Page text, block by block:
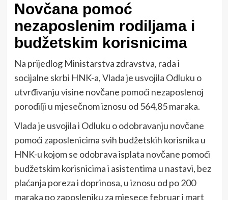
Novčana pomoć
nezaposlenim rodiljama i
budžetskim korisnicima
Na prijedlog Ministarstva zdravstva, rada i
socijalne skrbi HNK-a, Vlada je usvojila Odluku o
utvrđivanju visine novčane pomoći nezaposlenoj
porodilji u mjesečnom iznosu od 564,85 maraka.
Vlada je usvojila i Odluku o odobravanju novčane
pomoći zaposlenicima svih budžetskih korisnika u
HNK-u kojom se odobrava isplata novčane pomoći
budžetskim korisnicima i asistentima u nastavi, bez
plaćanja poreza i doprinosa, u iznosu od po 200
maraka po zaposleniku za mjesece februar i mart